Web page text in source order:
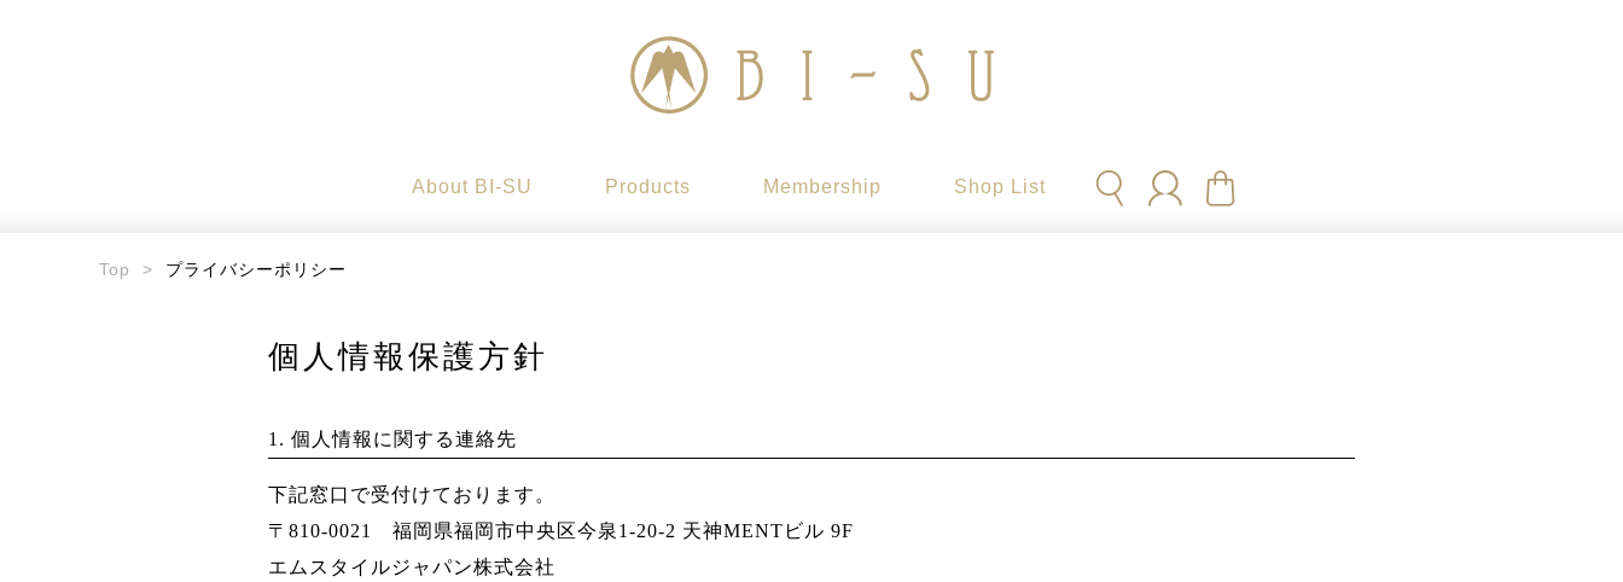
About BI-SU Products Membership Shop List
Top > プライバシーポリシー
個人情報保護方針
1. 個人情報に関する連絡先
下記窓口で受付けております。
〒810-0021 福岡県福岡市中央区今泉1-20-2 天神MENTビル 9F
エムスタイルジャパン株式会社